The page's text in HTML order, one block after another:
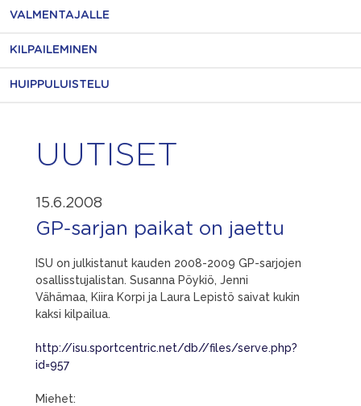
VALMENTAJALLE
KILPAILEMINEN
HUIPPULUISTELU
UUTISET
15.6.2008
GP-sarjan paikat on jaettu
ISU on julkistanut kauden 2008-2009 GP-sarjojen
osallisstujalistan. Susanna Pöykiö, Jenni
Vähämaa, Kiira Korpi ja Laura Lepistö saivat kukin
kaksi kilpailua.
http://isu.sportcentric.net/db//files/serve.php?
id=957
Miehet: